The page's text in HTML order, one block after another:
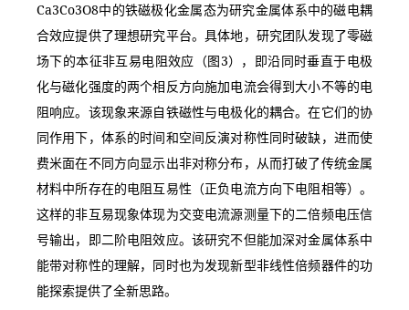
Ca3Co3O8中的铁磁极化金属态为研究金属体系中的磁电耦
合效应提供了理想研究平台。具体地，研究团队发现了零磁
场下的本征非互易电阻效应（图3），即沿同时垂直于电极
化与磁化强度的两个相反方向施加电流会得到大小不等的电
阻响应。该现象来源自铁磁性与电极化的耦合。在它们的协
同作用下，体系的时间和空间反演对称性同时破缺，进而使
费米面在不同方向显示出非对称分布，从而打破了传统金属
材料中所存在的电阻互易性（正负电流方向下电阻相等）。
这样的非互易现象体现为交变电流源测量下的二倍频电压信
号输出，即二阶电阻效应。该研究不但能加深对金属体系中
能带对称性的理解，同时也为发现新型非线性倍频器件的功
能探索提供了全新思路。